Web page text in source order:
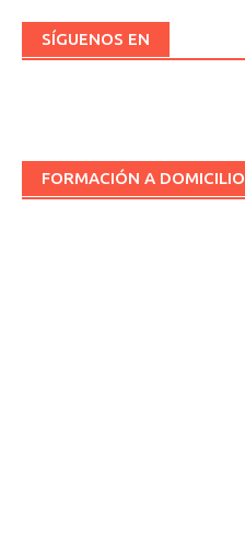
SÍGUENOS EN
FORMACIÓN A DOMICILIO